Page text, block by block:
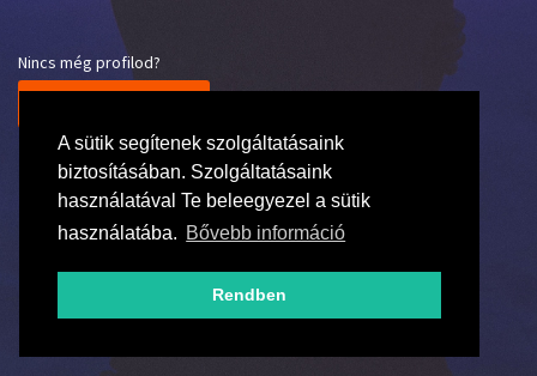
A sütik segítenek szolgáltatásaink
biztosításában. Szolgáltatásaink
használatával Te beleegyezel a sütik
használatába. Bővebb információ
Rendben
Nincs még profilod?